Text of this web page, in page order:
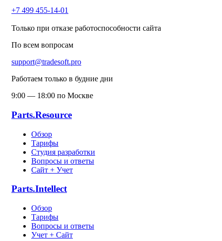
+7 499 455-14-01
Только при отказе работоспособности сайта
По всем вопросам
support@tradesoft.pro
Работаем только в будние дни
9:00 — 18:00 по Москве
Parts.Resource
Обзор
Тарифы
Студия разработки
Вопросы и ответы
Сайт + Учет
Parts.Intellect
Обзор
Тарифы
Вопросы и ответы
Учет + Сайт